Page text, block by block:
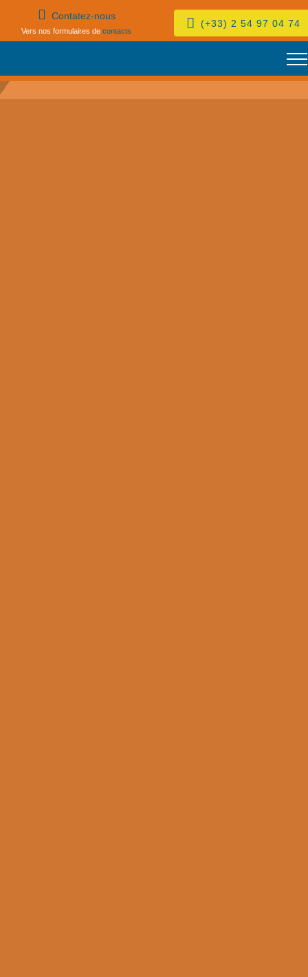
Contatez-nous
Vers nos formulaires de contacts
(+33) 2 54 97 04 74